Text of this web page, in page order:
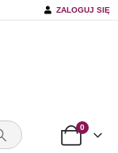
ZALOGUJ SIĘ
0